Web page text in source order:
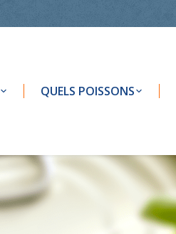
QUELS POISSONS